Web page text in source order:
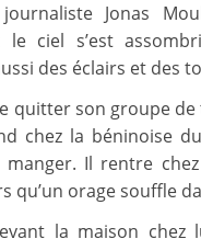
Jonas
le ciel s’est
des éclairs et des
quitter son groupe de
chez la béninoise
Il rentre
qu’un orage souffle
la maison chez